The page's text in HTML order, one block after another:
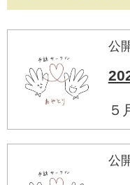
公
５
公